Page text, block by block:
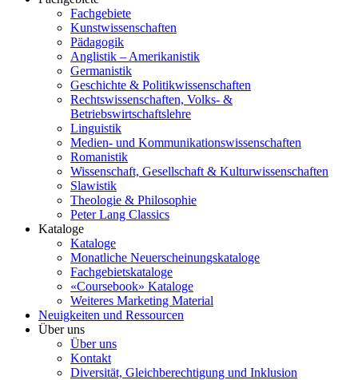
Fachgebiete
Kunstwissenschaften
Pädagogik
Anglistik – Amerikanistik
Germanistik
Geschichte & Politikwissenschaften
Rechtswissenschaften, Volks- &
Betriebswirtschaftslehre
Linguistik
Medien- und Kommunikationswissenschaften
Romanistik
Wissenschaft, Gesellschaft & Kulturwissenschaften
Slawistik
Theologie & Philosophie
Peter Lang Classics
Kataloge
Kataloge
Monatliche Neuerscheinungskataloge
Fachgebietskataloge
«Coursebook» Kataloge
Weiteres Marketing Material
Neuigkeiten und Ressourcen
Über uns
Über uns
Kontakt
Diversität, Gleichberechtigung und Inklusion